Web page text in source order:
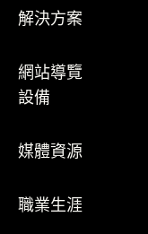
解決方案
網站導覽
設備
媒體資源
職業生涯